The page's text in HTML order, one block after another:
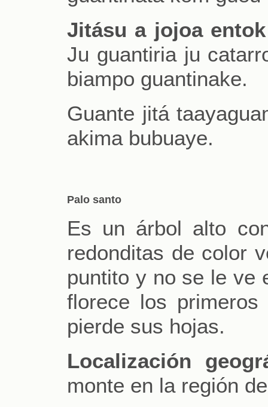
Jitásu a jojoa
Ju guantiria ju
biampo guantinake.
Guante jitá
akima bubuaye.
Palo santo
Es un árbol alto
redonditas de color
puntito y no se le ve
florece los
pierde sus hojas.
Localización
monte en la región